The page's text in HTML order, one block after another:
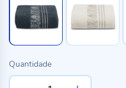
Quantidade